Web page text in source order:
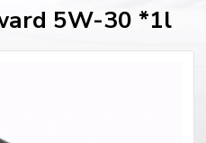
5W-30 *1l